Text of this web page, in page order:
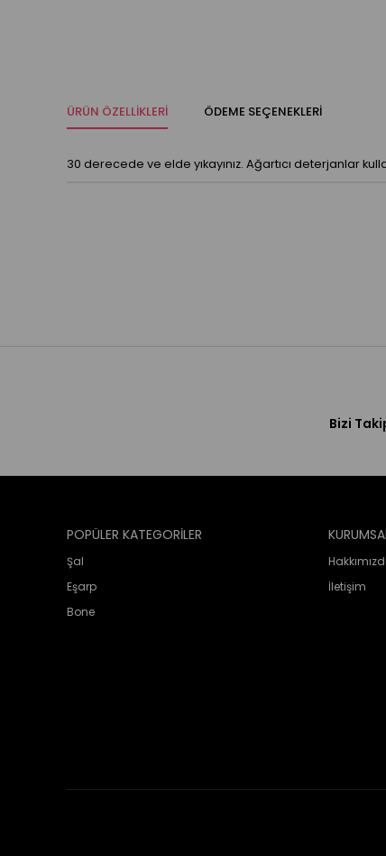
ÜRÜN ÖZELLIKLERI ÖDEME SEÇENEKLERI
30 derecede ve elde yıkayınız. Ağartıcı deterjanlar
Bizi
POPÜLER KATEGORİLER
Şal
Eşarp
Bone
İletişim